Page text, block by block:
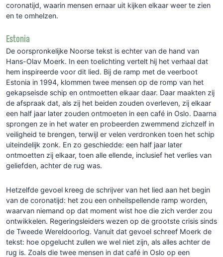
coronatijd, waarin mensen ernaar uit kijken elkaar weer te zien
en te omhelzen.
Estonia
De oorspronkelijke Noorse tekst is echter van de hand van
Hans-Olav Moerk. In een toelichting vertelt hij het verhaal dat
hem inspireerde voor dit lied. Bij de ramp met de veerboot
Estonia in 1994, klommen twee mensen op de romp van het
gekapseisde schip en ontmoetten elkaar daar. Daar maakten zij
de afspraak dat, als zij het beiden zouden overleven, zij elkaar
een half jaar later zouden ontmoeten in een café in Oslo. Daarna
sprongen ze in het water en probeerden zwemmend zichzelf in
veiligheid te brengen, terwijl er velen verdronken toen het schip
uiteindelijk zonk. En zo geschiedde: een half jaar later
ontmoetten zij elkaar, toen alle ellende, inclusief het verlies van
geliefden, achter de rug was.
Hetzelfde gevoel kreeg de schrijver van het lied aan het begin
van de coronatijd: het zou een onheilspellende ramp worden,
waarvan niemand op dat moment wist hoe die zich verder zou
ontwikkelen. Regeringsleiders wezen op de grootste crisis sinds
de Tweede Wereldoorlog. Vanuit dat gevoel schreef Moerk de
tekst: hoe opgelucht zullen we wel niet zijn, als alles achter de
rug is. Zoals die twee mensen in dat café in Oslo op een